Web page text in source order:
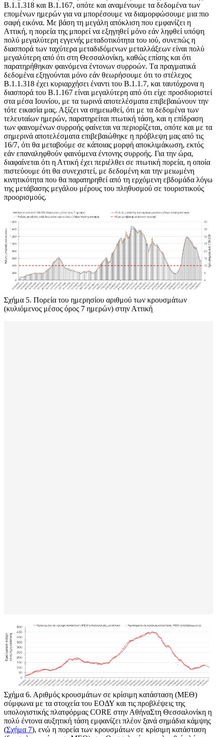
Β.1.1.318 και Β.1.167, οπότε και αναμένουμε τα δεδομένα των
επομένων ημερών για να μπορέσουμε να διαμορφώσουμε μια πιο
σαφή εικόνα. Με βάση τη μεγάλη απόκλιση που εμφανίζει η
Αττική, η πορεία της μπορεί να εξηγηθεί μόνο εάν ληφθεί υπόψη
πολύ μεγαλύτερη εγγενής μεταδοτικότητα του ιού, συνεπώς η
διασπορά των ταχύτερα μεταδιδόμενων μεταλλάξεων είναι πολύ
μεγαλύτερη από ότι στη Θεσσαλονίκη, καθώς επίσης και ότι
παρατηρήθηκαν φαινόμενα έντονων συρροών. Tα πραγματικά
δεδομένα εξηγούνται μόνο εάν θεωρήσουμε ότι το στέλεχος
Β.1.1.318 έχει κυριαρχήσει έναντι του Β.1.1.7, και ταυτόχρονα η
διασπορά του Β.1.167 είναι μεγαλύτερη από ότι είχε προσδιοριστεί
στα μέσα Ιουνίου, με τα τωρινά αποτελέσματα επιβεβαιώνουν την
τότε εικασία μας. Αξίζει να σημειωθεί, ότι με τα δεδομένα των
τελευταίων ημερών, παρατηρείται πτωτική τάση, και η επίδραση
των φαινομένων συρροής φαίνεται να περιορίζεται, οπότε και με τα
σημερινά αποτελέσματα επιβεβαιώθηκε η πρόβλεψη μας από τις
16/7, ότι θα μεταβούμε σε κάποιας μορφή αποκλιμάκωση, εκτός
εάν επαναληφθούν φαινόμενα έντονης συρροής. Για την ώρα,
διαφαίνεται ότι η Αττική έχει περιέλθει σε πτωτική πορεία, η οποία
πιστεύουμε ότι θα συνεχιστεί, με δεδομένη και την μειωμένη
κινητικότητα που θα παρατηρηθεί από τη ερχόμενη εβδομάδα λόγω
της μετάβασης μεγάλου μέρους του πληθυσμού σε τουριστικούς
προορισμούς.
Σχήμα 5. Πορεία του ημερησίου αριθμού των κρουσμάτων
(κυλιόμενος μέσος όρος 7 ημερών) στην Αττική
Σχήμα 6. Αριθμός κρουσμάτων σε κρίσιμη κατάσταση (ΜΕΘ)
σύμφωνα με τα στοιχεία του ΕΟΔΥ και τις προβλέψεις της
υπολογιστικής πλατφόρμας CORE στην ΑθήναΣτη Θεσσαλονίκη η
πολύ έντονα αυξητική τάση εμφανίζει πλέον ξανά σημάδια κάμψης
(Σχήμα 7), ενώ η πορεία των κρουσμάτων σε κρίσιμη κατάσταση